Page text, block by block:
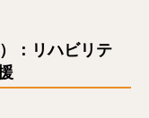
：リハビリテ